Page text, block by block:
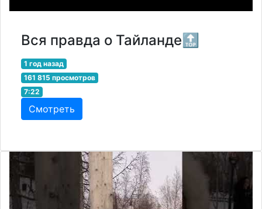
Вся правда о Тайланде🔝
1 год назад
161 815 просмотров
7:22
Смотреть